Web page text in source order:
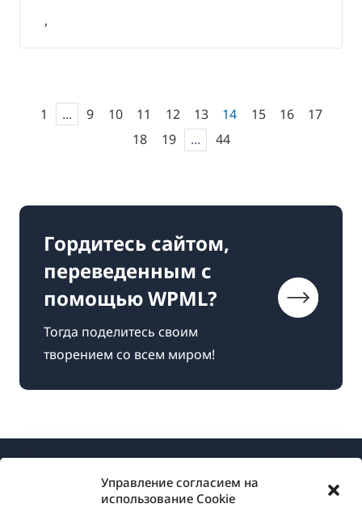
Управление согласием на
использование Cookie
,
1 ... 9 10 11 12 13 14 15 16
17
18
19 ... 44
Гордитесь сайтом,
переведенным с
помощью WPML?
Тогда поделитесь своим
творением со всем миром!